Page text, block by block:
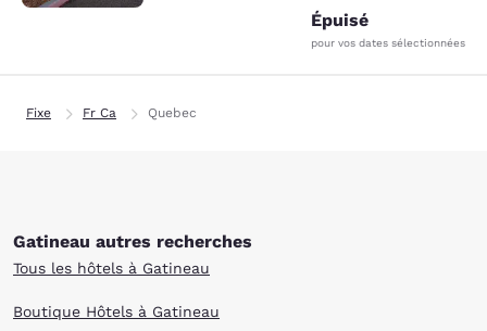
Épuisé
pour vos dates sélectionnées
Fixe Fr Ca Quebec
Gatineau autres recherches
Tous les hôtels à Gatineau
Boutique Hôtels à Gatineau